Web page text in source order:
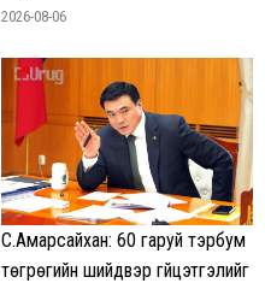
2026-08-06
С.Амарсайхан: 60 гаруй тэрбум
төгрөгийн шийдвэр гүйцэтгэлийг